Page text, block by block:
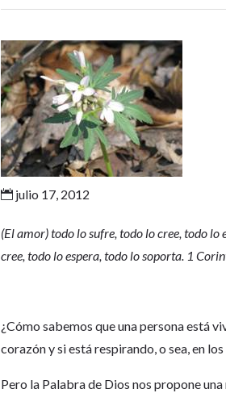
 julio 17, 2012
(El amor) todo lo sufre, todo lo cree, todo
cree, todo lo espera, todo lo soporta. 1
¿Cómo sabemos que una persona está
corazón y si está respirando, o sea, en
Pero la Palabra de Dios nos propone